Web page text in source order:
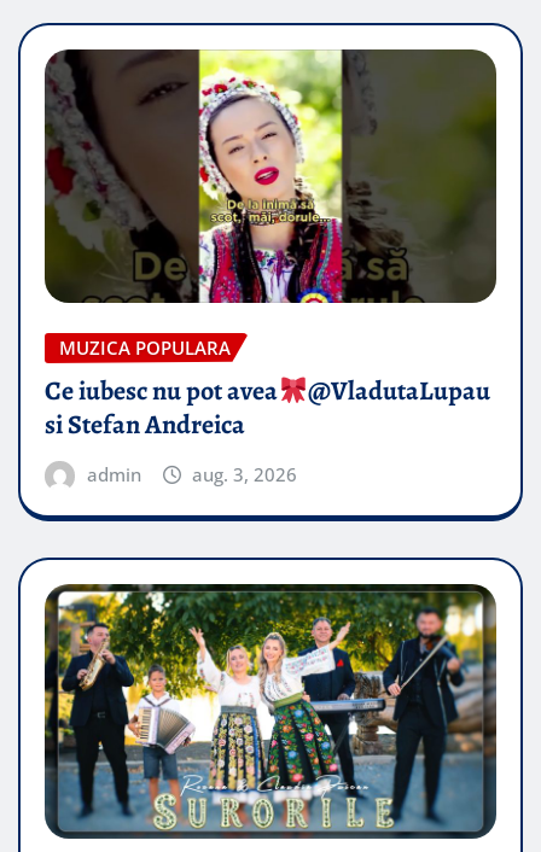
MUZICA POPULARA
Ce iubesc nu pot avea
​@VladutaLupau
si Stefan Andreica
admin aug. 3, 2026